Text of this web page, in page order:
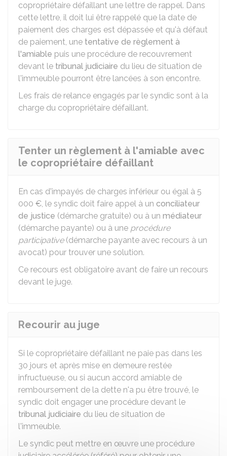
copropriétaire défaillant une lettre de rappel. Dans
cette lettre, il doit lui être rappelé que la date de
paiement des charges est dépassée et qu'à défaut
de paiement, une tentative de règlement à
l'amiable puis une procédure de recouvrement
devant le tribunal judiciaire du lieu de situation de
l'immeuble pourront être lancées à son encontre.
Les frais de relance engagés par le syndic sont à la
charge du copropriétaire défaillant.
Tenter un règlement à l'amiable avec
le copropriétaire défaillant
En cas d'impayés de charges inférieur ou égal à 5
000 €, le syndic doit faire appel à un conciliateur
de justice (démarche gratuite) ou à un médiateur
(démarche payante) ou à une procédure
participative(démarche payante avec recours à un
avocat) pour trouver une solution.
Ce recours est obligatoire avant de faire un recours
devant le juge.
Recourir au juge
Si le copropriétaire défaillant ne paie pas dans les
30 jours et après mise en demeure restée
infructueuse, ou si aucun accord amiable de
remboursement de la dette n'a pu être trouvé, le
syndic doit engager une procédure devant le
tribunal judiciaire du lieu de situation de
l'immeuble.
Le syndic peut mettre en œuvre une procédure